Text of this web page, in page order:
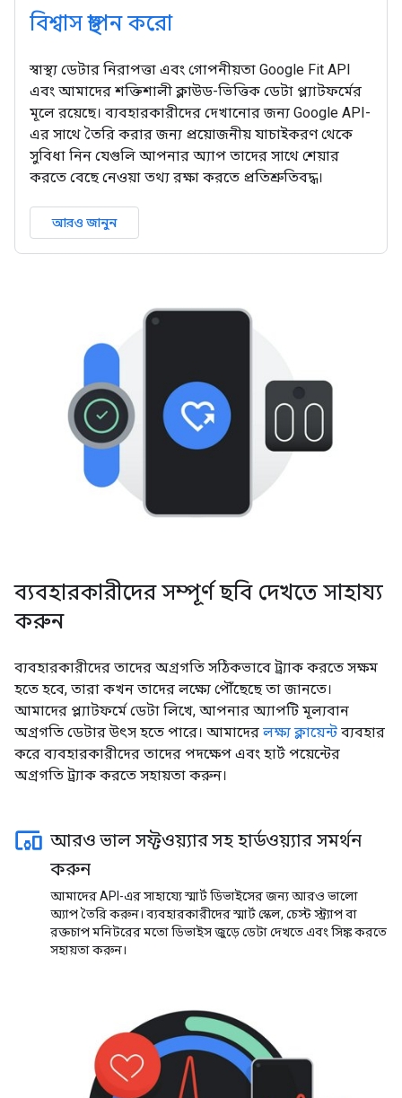
বিশ্বাস স্থাপন করো
স্বাস্থ্য ডেটার নিরাপত্তা এবং গোপনীয়তা Google Fit API
এবং আমাদের শক্তিশালী ক্লাউড-ভিত্তিক ডেটা প্ল্যাটফর্মের
মূলে রয়েছে। ব্যবহারকারীদের দেখানোর জন্য Google API-
এর সাথে তৈরি করার জন্য প্রয়োজনীয় যাচাইকরণ থেকে
সুবিধা নিন যেগুলি আপনার অ্যাপ তাদের সাথে শেয়ার
করতে বেছে নেওয়া তথ্য রক্ষা করতে প্রতিশ্রুতিবদ্ধ।
আরও জানুন
ব্যবহারকারীদের সম্পূর্ণ ছবি দেখতে সাহায্য
করুন
ব্যবহারকারীদের তাদের অগ্রগতি সঠিকভাবে ট্র্যাক করতে সক্ষম
হতে হবে, তারা কখন তাদের লক্ষ্যে পৌঁছেছে তা জানতে।
আমাদের প্ল্যাটফর্মে ডেটা লিখে, আপনার অ্যাপটি মূল্যবান
অগ্রগতি ডেটার উৎস হতে পারে। আমাদের লক্ষ্য ক্লায়েন্ট ব্যবহার
করে ব্যবহারকারীদের তাদের পদক্ষেপ এবং হার্ট পয়েন্টের
অগ্রগতি ট্র্যাক করতে সহায়তা করুন।
আরও ভাল সফ্টওয়্যার সহ হার্ডওয়্যার সমর্থন
করুন
আমাদের API-এর সাহায্যে স্মার্ট ডিভাইসের জন্য আরও ভালো
অ্যাপ তৈরি করুন। ব্যবহারকারীদের স্মার্ট স্কেল, চেস্ট স্ট্র্যাপ বা
রক্তচাপ মনিটরের মতো ডিভাইস জুড়ে ডেটা দেখতে এবং সিঙ্ক করতে
সহায়তা করুন।